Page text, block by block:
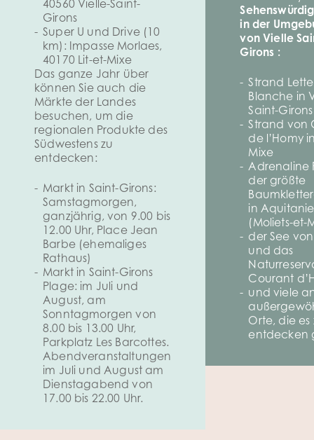
40560 Vielle-Saint-
Girons
Super U und Drive (10
km): Impasse Morlaes,
40170 Lit-et-Mixe
Das ganze Jahr über
können Sie auch die
Märkte der Landes
besuchen, um die
regionalen Produkte des
Südwestens zu
entdecken:
Markt in Saint-Girons:
Samstagmorgen,
ganzjährig, von 9.00 bis
12.00 Uhr, Place Jean
Barbe (ehemaliges
Rathaus)
Markt in Saint-Girons
Plage: im Juli und
August, am
Sonntagmorgen von
8.00 bis 13.00 Uhr,
Parkplatz Les Barcottes.
Abendveranstaltungen
im Juli und August am
Dienstagabend von
17.00 bis 22.00 Uhr.
in der
von Vielle
Girons :
Strand Lette
Blanche in
Saint-Girons
Strand von
de l’Homy
Mixe
Adrenaline
der größte
in
(Moliets-et-
der See
und das
Courant
und viele
Orte, die es
entdecken